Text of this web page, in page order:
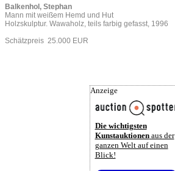
Balkenhol, Stephan
Mann mit weißem Hemd und Hut
Holzskulptur. Wawaholz, teils farbig gefasst, 1996
Schätzpreis 25.000 EUR
Anzeige
Die wichtigsten
Kunstauktionenaus der
ganzen Welt auf einen
Blick!